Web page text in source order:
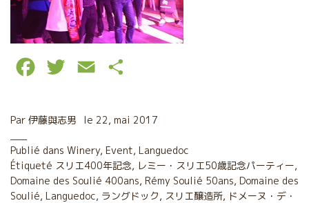
c
b
o
i
t
e
a
l
a
g
Par 伊藤與志男 le 22, mai 2017
Publié dans Winery, Event, Languedoc
Étiqueté スリエ400年記念, レミー・スリエ50歳記念パーティー,
Domaine des Soulié 400ans, Rémy Soulié 50ans, Domaine des
Soulié, Languedoc, ラングドック, スリエ醸造所, ドメーヌ・デ・